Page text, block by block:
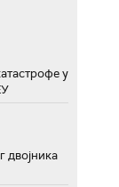
у
двојника